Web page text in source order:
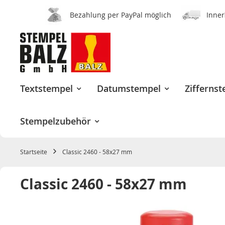
Bezahlung per PayPal möglich
springen
Textstempel Datumstempel
Stempelzubehör
Startseite Classic 2460 - 58x27 mm
Classic 2460 - 58x27 mm